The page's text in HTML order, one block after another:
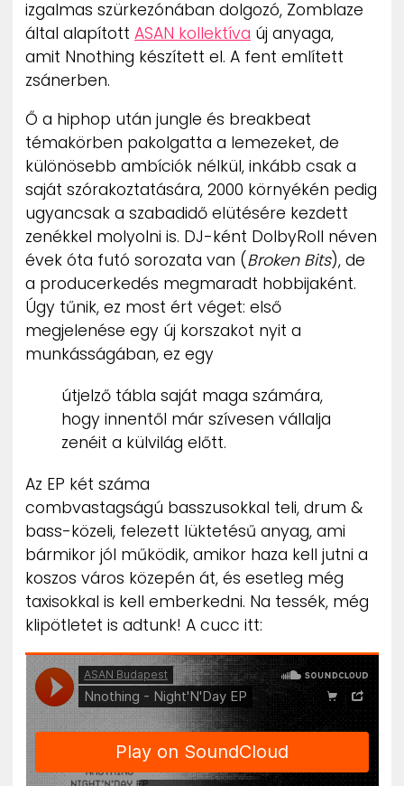
ADATKEZELÉSI TÁJÉKOZTATÓ
izgalmas szürkezónában dolgozó, Zomblaze
által alapított ASAN kollektíva új anyaga,
amit Nnothing készített el. A fent említett
zsánerben.
Ő a hiphop után jungle és breakbeat
témakörben pakolgatta a lemezeket, de
különösebb ambíciók nélkül, inkább csak a
saját szórakoztatására, 2000 környékén pedig
ugyancsak a szabadidő elütésére kezdett
zenékkel molyolni is. DJ-ként DolbyRoll néven
évek óta futó sorozata van (Broken Bits), de
a producerkedés megmaradt hobbijaként.
Úgy tűnik, ez most ért véget: első
megjelenése egy új korszakot nyit a
munkásságában, ez egy
útjelző tábla saját maga számára,
hogy innentől már szívesen vállalja
zenéit a külvilág előtt.
Az EP két száma
combvastagságú basszusokkal teli, drum &
bass-közeli, felezett lüktetésű anyag, ami
bármikor jól működik, amikor haza kell jutni a
koszos város közepén át, és esetleg még
taxisokkal is kell emberkedni. Na tessék, még
klipötletet is adtunk! A cucc itt: